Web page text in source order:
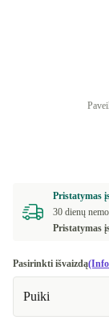
Pristatymas
30 dienų
Pristatymas
Pasirinkti išvaizdą
Puiki